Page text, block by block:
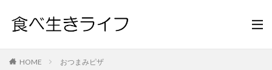
HOME おつまみピザ